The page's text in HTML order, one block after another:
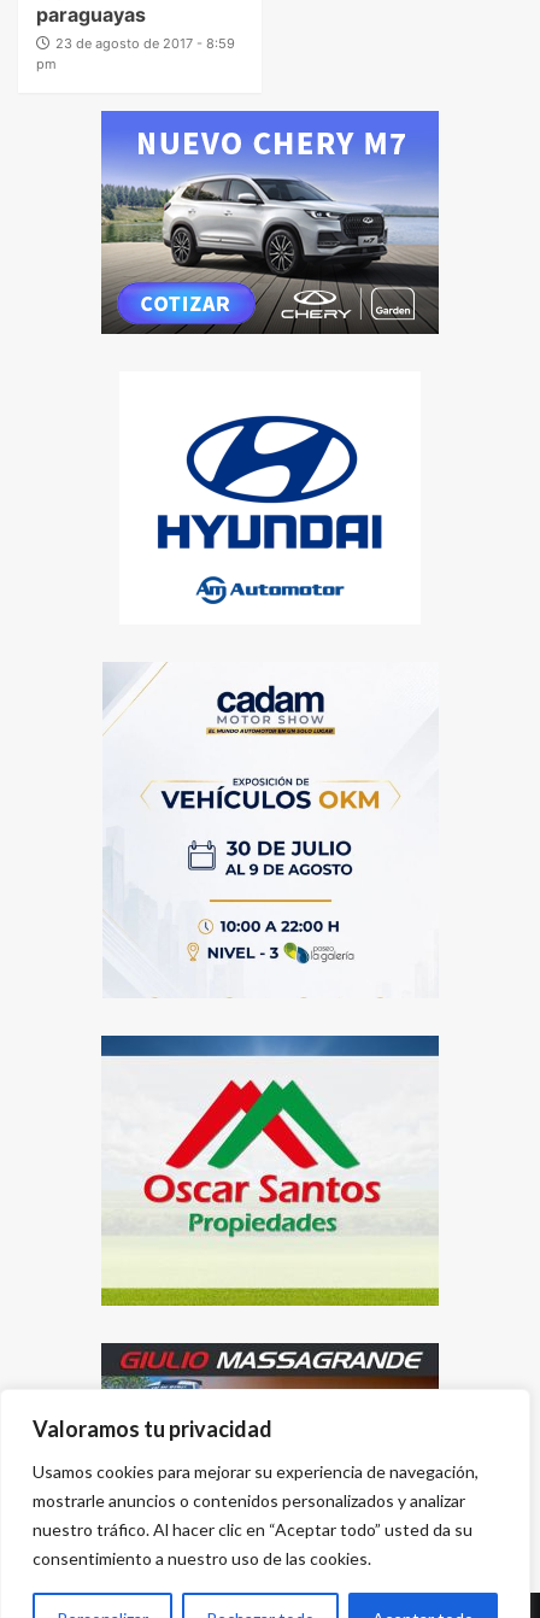
Valoramos tu privacidad
Usamos cookies para mejorar su experiencia de navegación,
mostrarle anuncios o contenidos personalizados y analizar
nuestro tráfico. Al hacer clic en “Aceptar todo” usted da su
consentimiento a nuestro uso de las cookies.
paraguayas
23 de agosto de 2017 - 8:59
pm